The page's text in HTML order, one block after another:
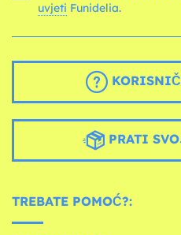
uvjeti Funidelia.
PRATI
TREBATE POMOĆ?: